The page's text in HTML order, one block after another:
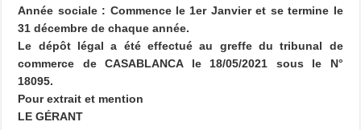
Année sociale : Commence le 1er Janvier et se termine le
31 décembre de chaque année.
Le dépôt légal a été effectué au greffe du tribunal de
commerce de CASABLANCA le 18/05/2021 sous le N°
18095.
Pour extrait et mention
LE GÉRANT